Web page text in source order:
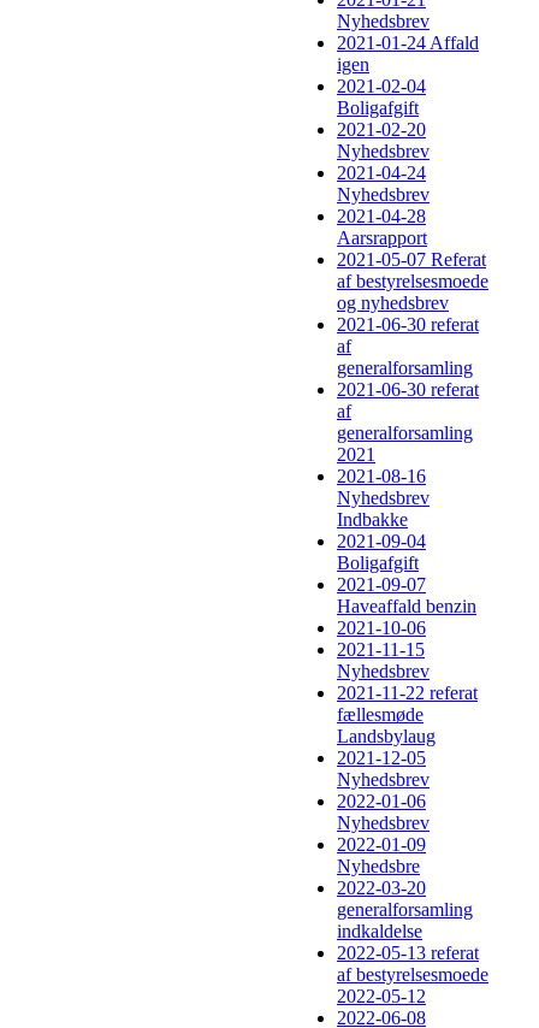
Nyhedsbrev
2021-01-24 Affald
igen
2021-02-04
Boligafgift
2021-02-20
Nyhedsbrev
2021-04-24
Nyhedsbrev
2021-04-28
Aarsrapport
2021-05-07 Referat
af bestyrelsesmoede
og nyhedsbrev
2021-06-30 referat
af
generalforsamling
2021-06-30 referat
af
generalforsamling
2021
2021-08-16
Nyhedsbrev
Indbakke
2021-09-04
Boligafgift
2021-09-07
Haveaffald benzin
2021-10-06
2021-11-15
Nyhedsbrev
2021-11-22 referat
fællesmøde
Landsbylaug
2021-12-05
Nyhedsbrev
2022-01-06
Nyhedsbrev
2022-01-09
Nyhedsbre
2022-03-20
generalforsamling
indkaldelse
2022-05-13 referat
af bestyrelsesmoede
2022-05-12
2022-06-08